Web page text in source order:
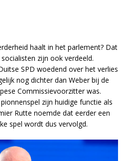
haalt in het parlement? Dat
zijn ook verdeeld.
SPD woedend over het verlies
nog dichter dan Weber bij de
Commissievoorzitter was.
zijn huidige functie als
Rutte noemde dat eerder een
spel wordt dus vervolgd.